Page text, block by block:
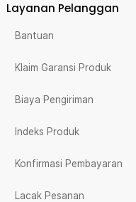
Layanan Pelanggan
Bantuan
Klaim Garansi Produk
Biaya Pengiriman
Indeks Produk
Konfirmasi Pembayaran
Lacak Pesanan